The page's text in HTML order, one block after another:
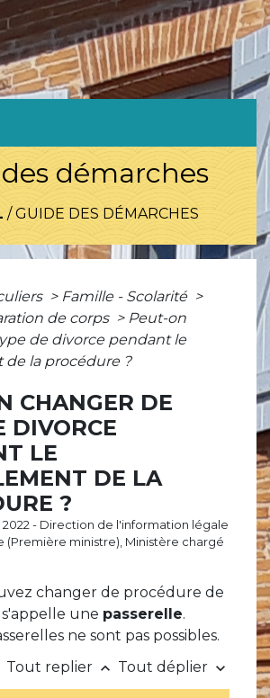
démarches
/GUIDE DES DÉMARCHES
> Famille - Scolarité >
de corps > Peut-on
de divorce pendant le
la procédure ?
CHANGER DE
DIVORCE
LE
DE LA
?
2022 - Direction de l'information légale
(Première ministre), Ministère chargé
changer de procédure de
une passerelle.
ne sont pas possibles.
Tout replier keyboard_arrow_up Tout déplier keyboard_arrow_down